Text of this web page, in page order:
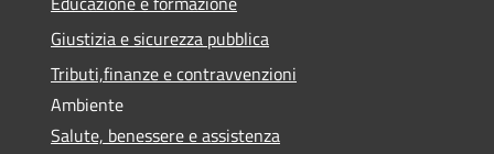
Giustizia e sicurezza pubblica
Tributi,finanze e contravvenzioni
Ambiente
Salute, benessere e assistenza